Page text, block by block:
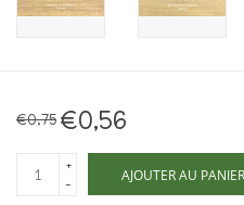
Mansion
Mon site
€0,75 €0,56
+
-
AJOUTER AU PANIER